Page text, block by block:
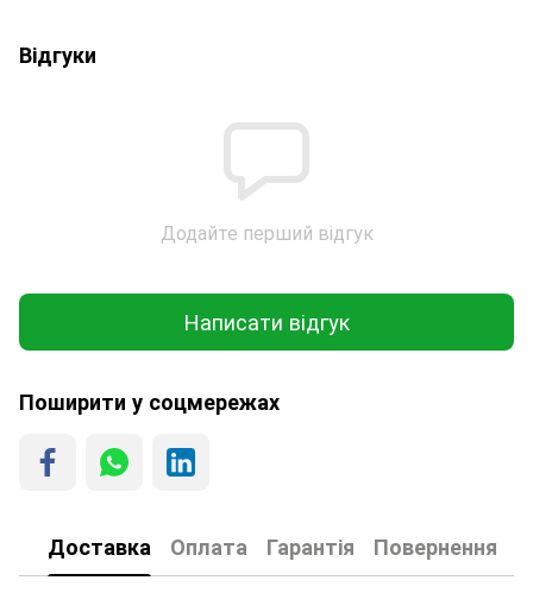
Відгуки
Додайте перший відгук
Написати відгук
Поширити у соцмережах
Доставка Оплата Гарантія Повернення